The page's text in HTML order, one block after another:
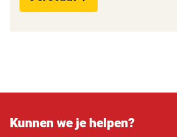
Kunnen we je helpen?